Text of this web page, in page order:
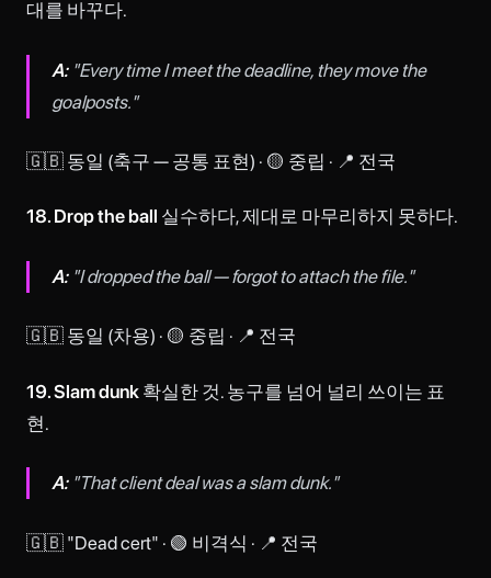
대를 바꾸다.
A:"Every time I meet the deadline, they move the
goalposts."
🇬🇧 동일 (축구 — 공통 표현) · 🟡 중립 · 📍 전국
18. Drop the ball 실수하다, 제대로 마무리하지 못하다.
A:"I dropped the ball — forgot to attach the file."
🇬🇧 동일 (차용) · 🟡 중립 · 📍 전국
19. Slam dunk 확실한 것. 농구를 넘어 널리 쓰이는 표
현.
A:"That client deal was a slam dunk."
🇬🇧 "Dead cert" · 🟢 비격식 · 📍 전국